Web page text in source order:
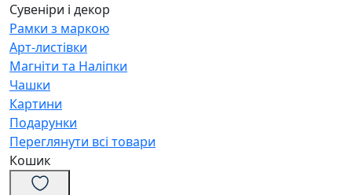
Сувеніри і декор
Рамки з маркою
Арт-листівки
Магніти та Наліпки
Чашки
Картини
Подарунки
Переглянути всі товари
Кошик